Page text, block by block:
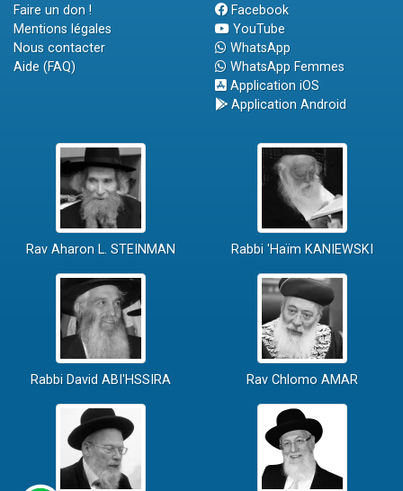
Faire un don !
Mentions légales
Nous contacter
Aide (FAQ)
Facebook
YouTube
WhatsApp
WhatsApp Femmes
Application iOS
Application Android
Rav Aharon L. STEINMAN Rabbi 'Haïm KANIEWSKI
Rabbi David ABI'HSSIRA Rav Chlomo AMAR